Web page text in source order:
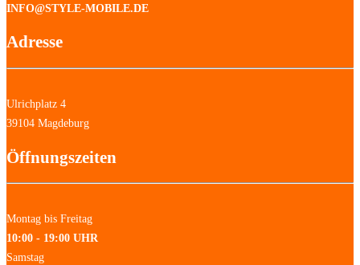
INFO@STYLE-MOBILE.DE
Adresse
Ulrichplatz 4
39104 Magdeburg
Öffnungszeiten
Montag bis Freitag
10:00 - 19:00 UHR
Samstag